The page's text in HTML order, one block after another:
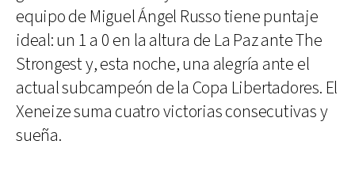
equipo de Miguel Ángel Russo tiene puntaje
ideal: un 1 a 0 en la altura de La Paz ante The
Strongest y, esta noche, una alegría ante el
actual subcampeón de la Copa Libertadores. El
Xeneize suma cuatro victorias consecutivas y
sueña.